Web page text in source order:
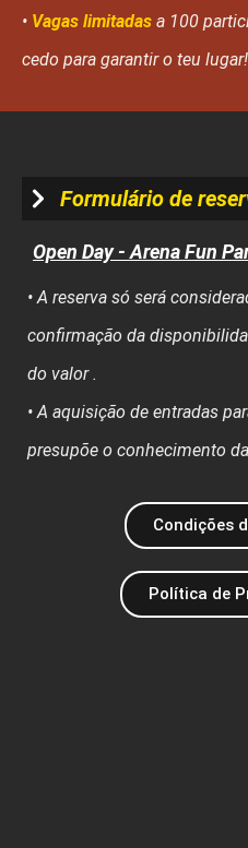
• Vagas limitadas a 100
cedo para garantir o teu lugar!
Formulário de
Open Day - Arena Fun
• A reserva só será
confirmação da
do valor .
• A aquisição de entradas
presupõe o conhecimento
Condições
Política de